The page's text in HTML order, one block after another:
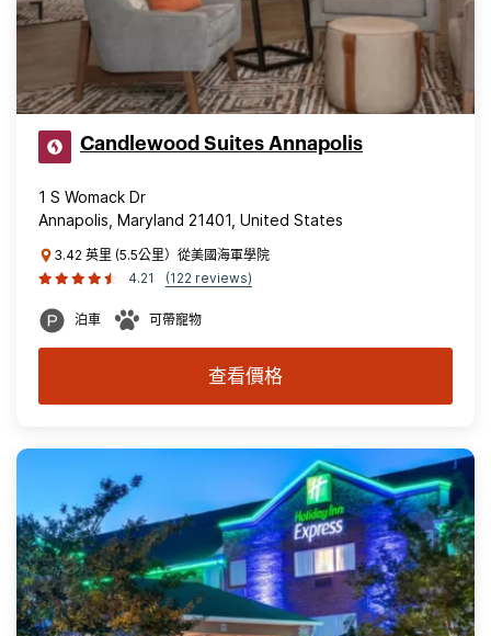
Candlewood Suites Annapolis
1 S Womack Dr
Annapolis, Maryland 21401, United States
3.42 英里 (5.5公里）從美國海軍學院
4.21
(122 reviews)
泊車 可帶寵物
查看價格